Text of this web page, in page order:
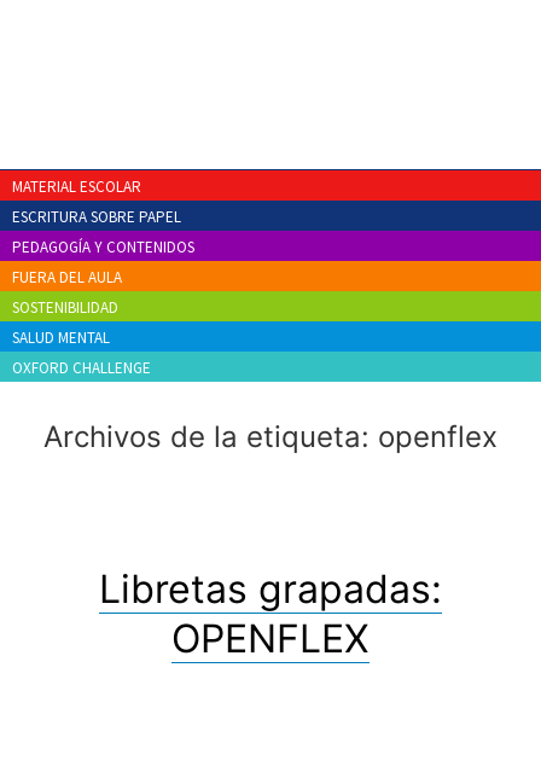
MATERIAL ESCOLAR
ESCRITURA SOBRE PAPEL
PEDAGOGÍA Y CONTENIDOS
FUERA DEL AULA
SOSTENIBILIDAD
SALUD MENTAL
OXFORD CHALLENGE
Archivos de la etiqueta: openflex
Libretas grapadas:
OPENFLEX